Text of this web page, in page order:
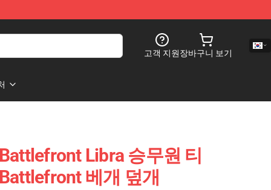
고객 지원장바구니 보기
Libra 승무원 티
베개 덮개